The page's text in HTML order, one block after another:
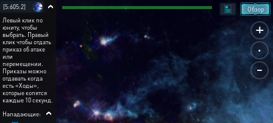
+
.
-
Обзор
[5:605:2]
Левый клик по
юниту, чтобы
выбрать. Правый
клик чтобы отдать
приказ об атаке
или
перемещении.
Приказы можно
отдавать когда
есть «Ходы»,
которые копятся
каждые 10 секунд.
Нападающие: